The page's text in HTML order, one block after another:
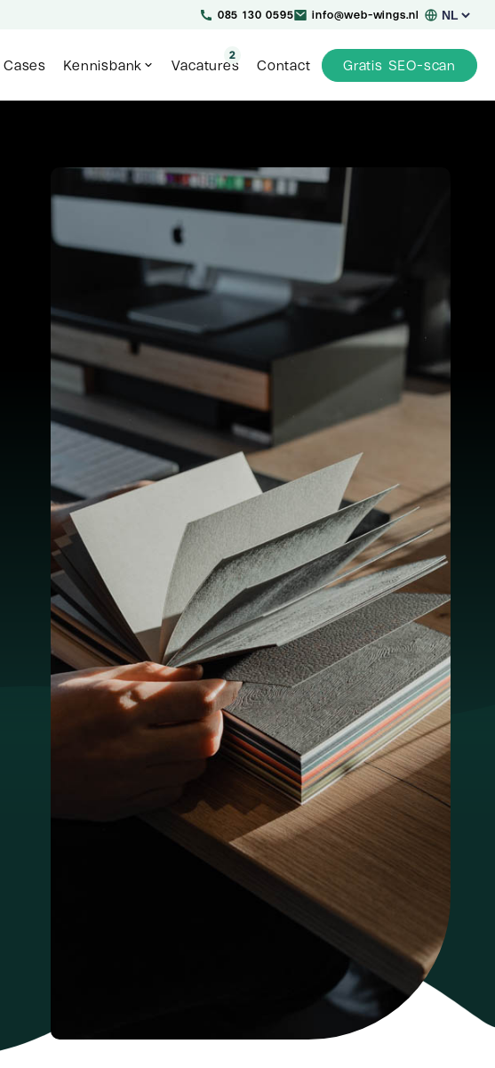
085 130 0595 info@web-wings.nl
Kies
taal
Cases Kennisbank Vacatures
2
Contact Gratis SEO-scan